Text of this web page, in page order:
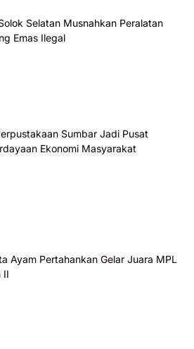
Selatan Musnahkan Peralatan
Emas Ilegal
Sumbar Jadi Pusat
Ekonomi Masyarakat
Ayam Pertahankan Gelar Juara MPL
II